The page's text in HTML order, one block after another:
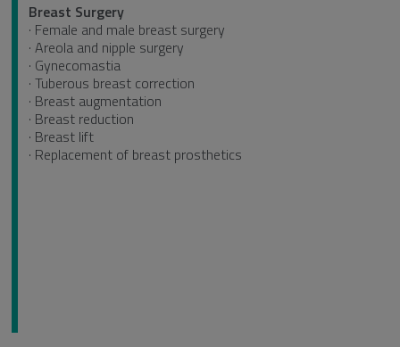
Breast Surgery
· Female and male breast surgery
· Areola and nipple surgery
· Gynecomastia
· Tuberous breast correction
· Breast augmentation
· Breast reduction
· Breast lift
· Replacement of breast prosthetics